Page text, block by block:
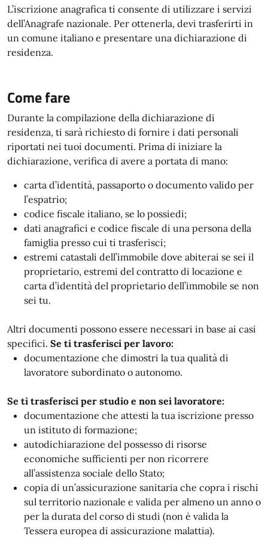
L’iscrizione anagrafica ti consente di utilizzare i servizi
dell’Anagrafe nazionale. Per ottenerla, devi trasferirti in
un comune italiano e presentare una dichiarazione di
residenza.
Come fare
Durante la compilazione della dichiarazione di
residenza, ti sarà richiesto di fornire i dati personali
riportati nei tuoi documenti. Prima di iniziare la
dichiarazione, verifica di avere a portata di mano:
carta d’identità, passaporto o documento valido per
l’espatrio;
codice fiscale italiano, se lo possiedi;
dati anagrafici e codice fiscale di una persona della
famiglia presso cui ti trasferisci;
estremi catastali dell’immobile dove abiterai se sei il
proprietario, estremi del contratto di locazione e
carta d’identità del proprietario dell’immobile se non
sei tu.
Altri documenti possono essere necessari in base ai casi
specifici. Se ti trasferisci per lavoro:
documentazione che dimostri la tua qualità di
lavoratore subordinato o autonomo.
Se ti trasferisci per studio e non sei lavoratore:
documentazione che attesti la tua iscrizione presso
un istituto di formazione;
autodichiarazione del possesso di risorse
economiche sufficienti per non ricorrere
all’assistenza sociale dello Stato;
copia di un’assicurazione sanitaria che copra i rischi
sul territorio nazionale e valida per almeno un anno o
per la durata del corso di studi (non è valida la
Tessera europea di assicurazione malattia).